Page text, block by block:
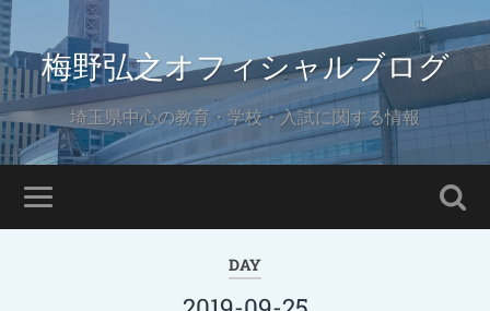
梅野弘之オフィシャルブログ
埼玉県中心の教育・学校・入試に関する情報
DAY